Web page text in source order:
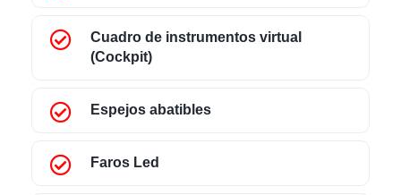
Cuadro de instrumentos virtual
(Cockpit)
Espejos abatibles
Faros Led